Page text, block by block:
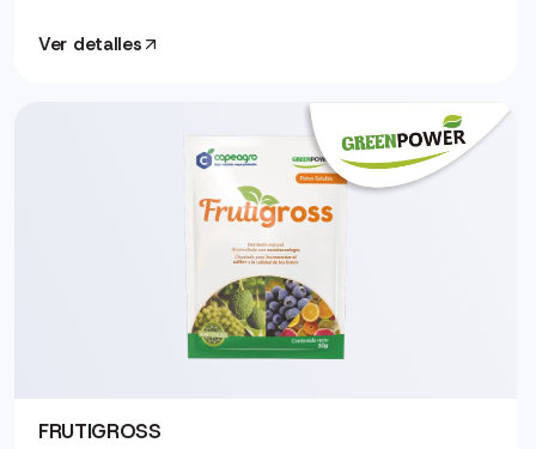
Ver detalles
FRUTIGROSS